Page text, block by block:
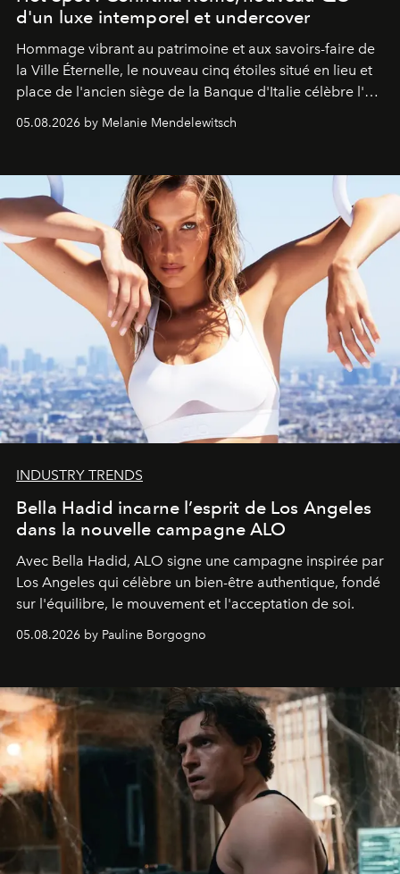
d'un luxe intemporel et undercover
Hommage vibrant au patrimoine et aux savoirs-faire de
la Ville Éternelle, le nouveau cinq étoiles situé en lieu et
place de l'ancien siège de la Banque d'Italie célèbre l'art
de vivre Romain dans toute son élégance intemporelle.
05.08.2026 by Melanie Mendelewitsch
INDUSTRY TRENDS
Bella Hadid incarne l’esprit de Los Angeles
dans la nouvelle campagne ALO
Avec Bella Hadid, ALO signe une campagne inspirée par
Los Angeles qui célèbre un bien-être authentique, fondé
sur l'équilibre, le mouvement et l'acceptation de soi.
05.08.2026 by Pauline Borgogno